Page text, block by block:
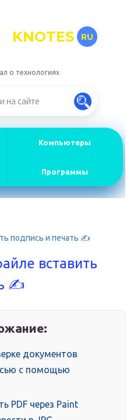
KNOTES RU
о технологиях
Компьютеры
Программы
подпись и печать ✍
вставить
✍
документов
с помощью
PDF через Paint